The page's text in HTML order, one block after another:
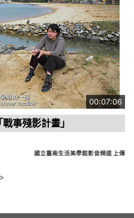
00:07:06
事殘影計畫」
國立臺南生活美學館影音頻道 上傳